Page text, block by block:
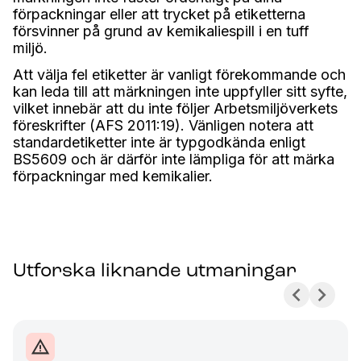
förpackningar eller att trycket på etiketterna
försvinner på grund av kemikaliespill i en tuff
miljö.
Att välja fel etiketter är vanligt förekommande och
kan leda till att märkningen inte uppfyller sitt syfte,
vilket innebär att du inte följer Arbetsmiljöverkets
föreskrifter (AFS 2011:19). Vänligen notera att
standardetiketter inte är typgodkända enligt
BS5609 och är därför inte lämpliga för att märka
förpackningar med kemikalier.
Utforska liknande utmaningar